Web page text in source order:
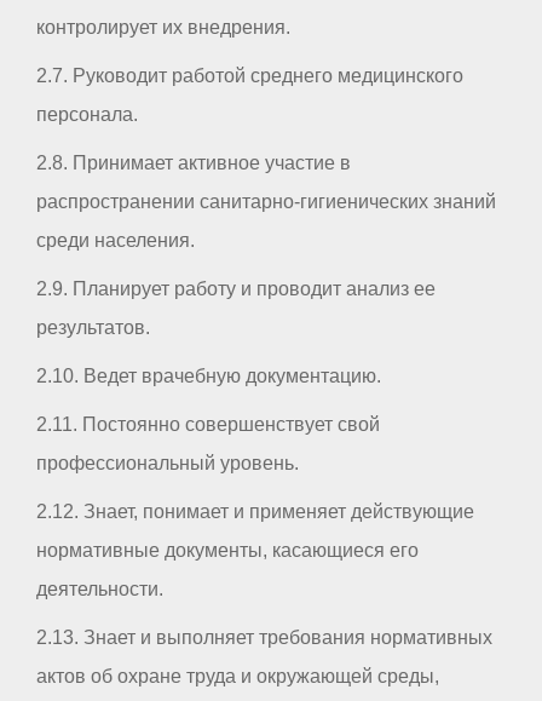
контролирует их внедрения.
2.7. Руководит работой среднего медицинского
персонала.
2.8. Принимает активное участие в
распространении санитарно-гигиенических знаний
среди населения.
2.9. Планирует работу и проводит анализ ее
результатов.
2.10. Ведет врачебную документацию.
2.11. Постоянно совершенствует свой
профессиональный уровень.
2.12. Знает, понимает и применяет действующие
нормативные документы, касающиеся его
деятельности.
2.13. Знает и выполняет требования нормативных
актов об охране труда и окружающей среды,